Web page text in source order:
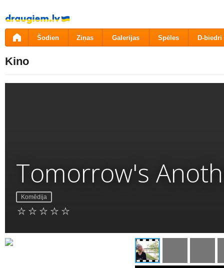
Pāriet
uz
saturu
Šodien Ziņas Galerijas Spēles D-biedri
Kino
Tomorrow's
Komēdija